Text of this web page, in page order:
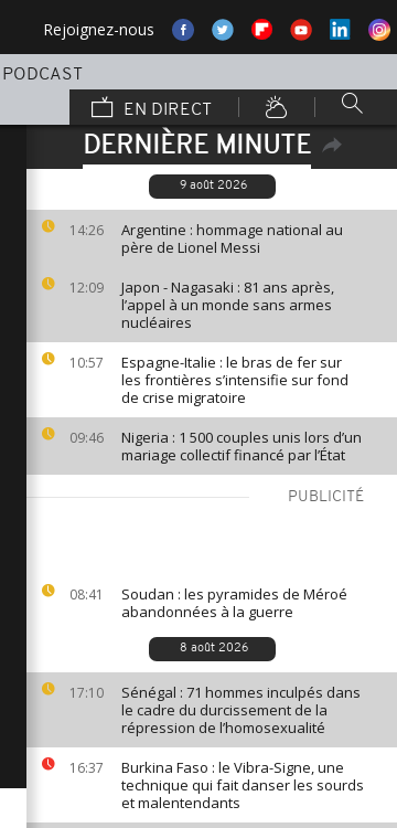
Rejoignez-nous
PODCAST
EN DIRECT
DERNIÈRE MINUTE
9 août 2026
14:26
Argentine : hommage national au
père de Lionel Messi
12:09
Japon - Nagasaki : 81 ans après,
l’appel à un monde sans armes
nucléaires
10:57
Espagne-Italie : le bras de fer sur
les frontières s’intensifie sur fond
de crise migratoire
09:46
Nigeria : 1 500 couples unis lors d’un
mariage collectif financé par l’État
PUBLICITÉ
08:41
Soudan : les pyramides de Méroé
abandonnées à la guerre
8 août 2026
17:10
Sénégal : 71 hommes inculpés dans
le cadre du durcissement de la
répression de l’homosexualité
16:37
Burkina Faso : le Vibra-Signe, une
technique qui fait danser les sourds
et malentendants